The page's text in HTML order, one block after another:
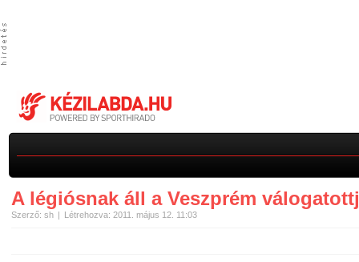
A légiósnak áll a Veszprém
Szerző: sh Létrehozva: 2011. május 12. 11:03